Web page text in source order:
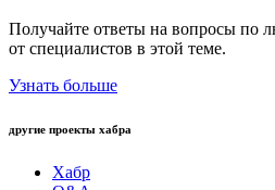
Получайте ответы на вопросы по
от специалистов в этой теме.
Узнать больше
другие проекты хабра
Хабр